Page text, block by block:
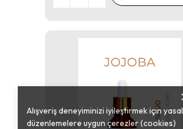
Alışveriş deneyiminizi iyileştirmek için yasal
düzenlemelere uygun çerezler (cookies)